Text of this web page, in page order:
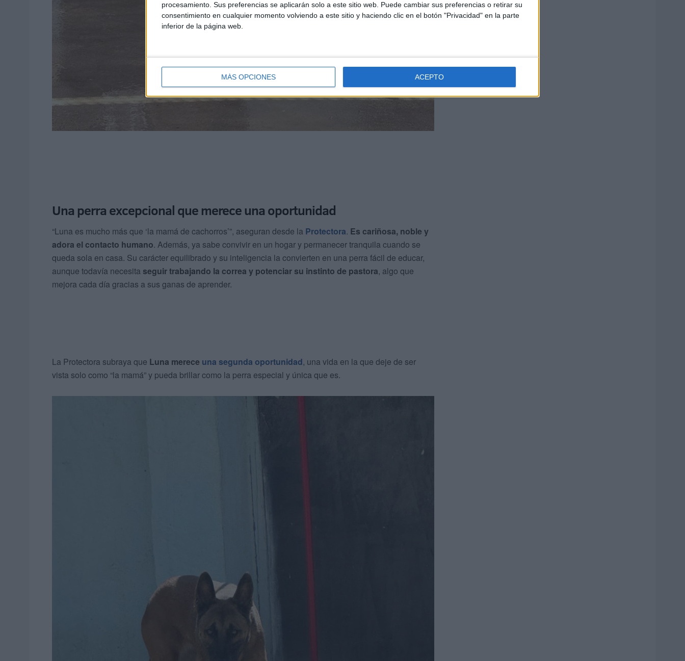
procesamiento. Sus preferencias se aplicarán solo a este sitio web. Puede cambiar sus preferencias o retirar su
consentimiento en cualquier momento volviendo a este sitio y haciendo clic en el botón "Privacidad" en la parte
inferior de la página web.
MÁS OPCIONES ACEPTO
Una perra excepcional que merece una oportunidad
“Luna es mucho más que ‘la mamá de cachorros’”, aseguran desde la Protectora. Es cariñosa, noble y
adora el contacto humano. Además, ya sabe convivir en un hogar y permanecer tranquila cuando se
queda sola en casa. Su carácter equilibrado y su inteligencia la convierten en una perra fácil de educar,
aunque todavía necesita seguir trabajando la correa y potenciar su instinto de pastora, algo que
mejora cada día gracias a sus ganas de aprender.
La Protectora subraya que Luna merece una segunda oportunidad, una vida en la que deje de ser
vista solo como “la mamá” y pueda brillar como la perra especial y única que es.